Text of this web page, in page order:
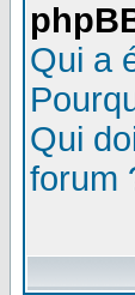
Qui a
Qui
forum